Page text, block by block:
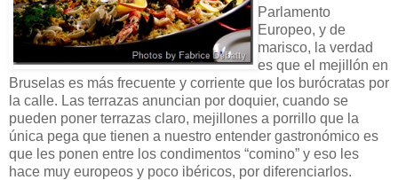
Parlamento
Europeo, y de
marisco, la verdad
es que el mejillón en
Bruselas es más frecuente y corriente que los burócratas por
la calle. Las terrazas anuncian por doquier, cuando se
pueden poner terrazas claro, mejillones a porrillo que la
única pega que tienen a nuestro entender gastronómico es
que les ponen entre los condimentos “comino” y eso les
hace muy europeos y poco ibéricos, por diferenciarlos.